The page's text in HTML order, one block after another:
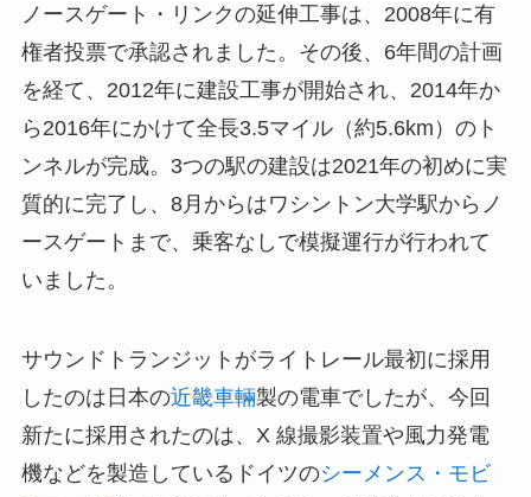
ノースゲート・リンクの延伸工事は、2008年に有
権者投票で承認されました。その後、6年間の計画
を経て、2012年に建設工事が開始され、2014年か
ら2016年にかけて全長3.5マイル（約5.6km）のト
ンネルが完成。3つの駅の建設は2021年の初めに実
質的に完了し、8月からはワシントン大学駅からノ
ースゲートまで、乗客なしで模擬運行が行われて
いました。
サウンドトランジットがライトレール最初に採用
したのは日本の近畿車輛製の電車でしたが、今回
新たに採用されたのは、X 線撮影装置や風力発電
機などを製造しているドイツのシーメンス・モビ